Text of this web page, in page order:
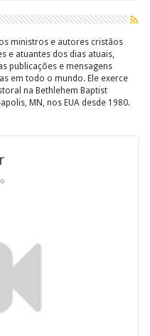
ministros e autores cristãos
e atuantes dos dias atuais,
publicações e mensagens
em todo o mundo. Ele exerce
na Bethlehem Baptist
MN, nos EUA desde 1980.